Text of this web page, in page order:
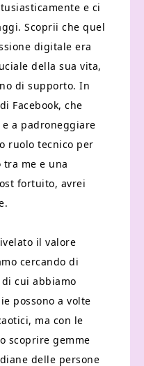
e ci
Scoprii che quel
digitale era
della sua vita,
di supporto. In
Facebook, che
a padroneggiare
ruolo tecnico per
me e una
fortuito, avrei
il valore
cercando di
cui abbiamo
possono a volte
ma con le
scoprire gemme
delle persone